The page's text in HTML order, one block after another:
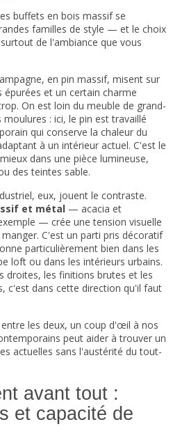
buffets en bois massif se
familles de style — et le choix
de l'ambiance que vous
en pin massif, misent sur
épurées et un certain charme
On est loin du meuble de grand-
: ici, le pin est travaillé
qui conserve la chaleur du
à un intérieur actuel. C'est le
dans une pièce lumineuse,
des teintes sable.
eux, jouent le contraste.
et métal — acacia et
— crée une tension visuelle
C'est un parti pris décoratif
particulièrement bien dans les
loft ou dans les intérieurs urbains.
droites, les finitions brutes et les
c'est dans cette direction qu'il faut
les deux, un coup d'œil à nos
peut aider à trouver un
actuelles sans l'austérité du tout-
avant tout :
et capacité de